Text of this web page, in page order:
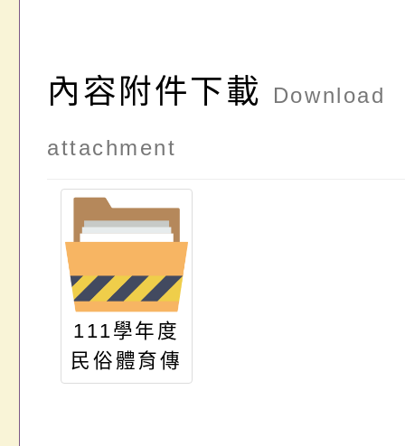
內容附件下載 Download
attachment
111學年度
民俗體育傳
承暨體驗營